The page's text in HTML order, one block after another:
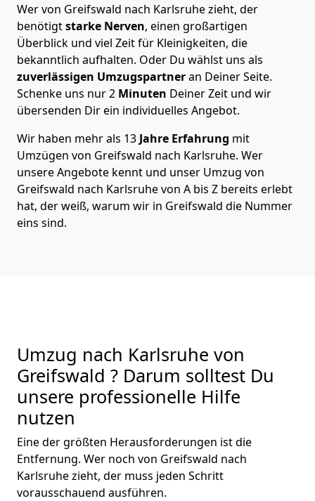
Wer von Greifswald nach Karlsruhe zieht, der
benötigtstarke Nerven, einen großartigen
Überblick und viel Zeit für Kleinigkeiten, die
bekanntlich aufhalten. Oder Du wählst uns als
zuverlässigen Umzugspartneran Deiner Seite.
Schenke uns nur2 Minuten Deiner Zeit und wir
übersenden Dir ein individuelles Angebot.
Wir haben mehr als 13 Jahre Erfahrung mit
Umzügen von Greifswald nach Karlsruhe. Wer
unsere Angebote kennt und unser Umzug von
Greifswald nach Karlsruhe von A bis Z bereits erlebt
hat, der weiß, warum wir in Greifswald die Nummer
eins sind.
Umzug nach Karlsruhe von
Greifswald ? Darum solltest Du
unsere professionelle Hilfe
nutzen
Eine der größten Herausforderungen ist die
Entfernung. Wer noch von Greifswald nach
Karlsruhe zieht, der muss jeden Schritt
vorausschauend ausführen.